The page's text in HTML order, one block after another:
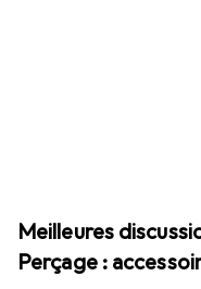
Meilleures
Perçage :